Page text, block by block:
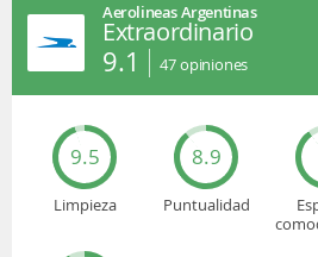
Aerolineas Argentinas
Extraordinario
9.1 47opiniones
9.5
Limpieza
8.9
Puntualidad